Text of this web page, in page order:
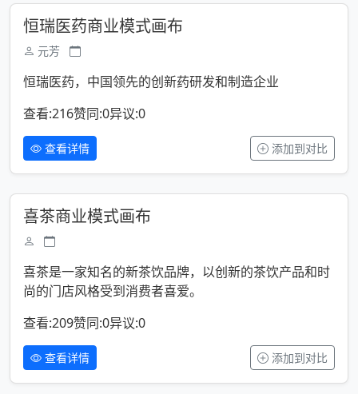
恒瑞医药商业模式画布
元芳
恒瑞医药，中国领先的创新药研发和制造企业
查看:216赞同:0异议:0
查看详情 添加到对比
喜茶商业模式画布
喜茶是一家知名的新茶饮品牌，以创新的茶饮产品和时
尚的门店风格受到消费者喜爱。
查看:209赞同:0异议:0
查看详情 添加到对比